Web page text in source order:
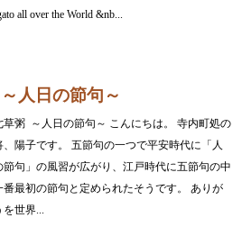
all over the World &nb...
人日の節句～
粥 ～人日の節句～ こんにちは。 寺内町処の
、陽子です。 五節句の一つで平安時代に「人
節句」の風習が広がり、江戸時代に五節句の中
番最初の節句と定められたそうです。 ありが
を世界...